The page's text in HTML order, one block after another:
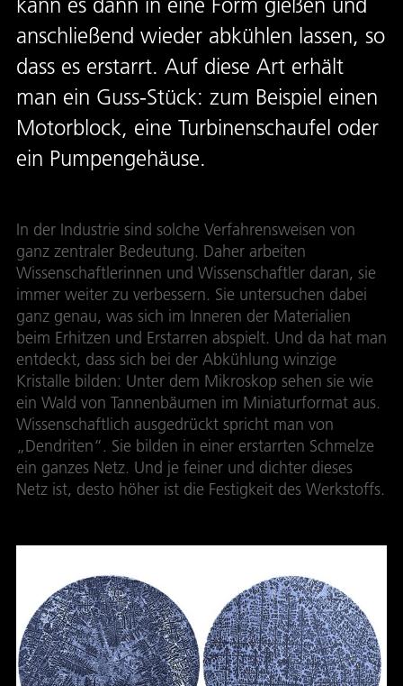
anschließend wieder abkühlen lassen, so
dass es erstarrt. Auf diese Art erhält
man ein Guss-Stück: zum Beispiel einen
Motorblock, eine Turbinenschaufel oder
ein Pumpengehäuse.
In der Industrie sind solche Verfahrensweisen von
ganz zentraler Bedeutung. Daher arbeiten
Wissenschaftlerinnen und Wissenschaftler daran, sie
immer weiter zu verbessern. Sie untersuchen dabei
ganz genau, was sich im Inneren der Materialien
beim Erhitzen und Erstarren abspielt. Und da hat man
entdeckt, dass sich bei der Abkühlung winzige
Kristalle bilden: Unter dem Mikroskop sehen sie wie
ein Wald von Tannenbäumen im Miniaturformat aus.
Wissenschaftlich ausgedrückt spricht man von
„Dendriten“. Sie bilden in einer erstarrten Schmelze
ein ganzes Netz. Und je feiner und dichter dieses
Netz ist, desto höher ist die Festigkeit des Werkstoffs.